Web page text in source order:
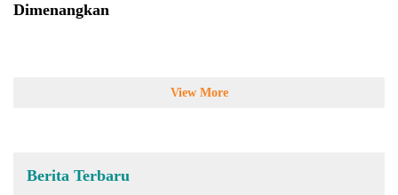
Dimenangkan
View More
Berita Terbaru